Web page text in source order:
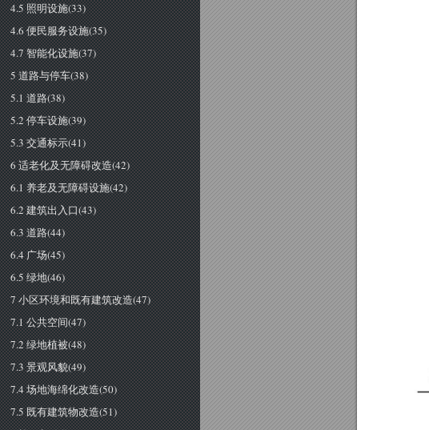
4.5 照明设施(33)
4.6 便民服务设施(35)
4.7 智能化设施(37)
5 道路与停车(38)
5.1 道路(38)
5.2 停车设施(39)
5.3 交通标示(41)
6 适老化及无障碍改造(42)
6.1 养老及无障碍设施(42)
6.2 建筑出入口(43)
6.3 道路(44)
6.4 广场(45)
6.5 绿地(46)
7 小区环境和既有建筑改造(47)
7.1 公共空间(47)
7.2 绿地植被(48)
7.3 景观风貌(49)
7.4 场地海绵化改造(50)
7.5 既有建筑物改造(51)